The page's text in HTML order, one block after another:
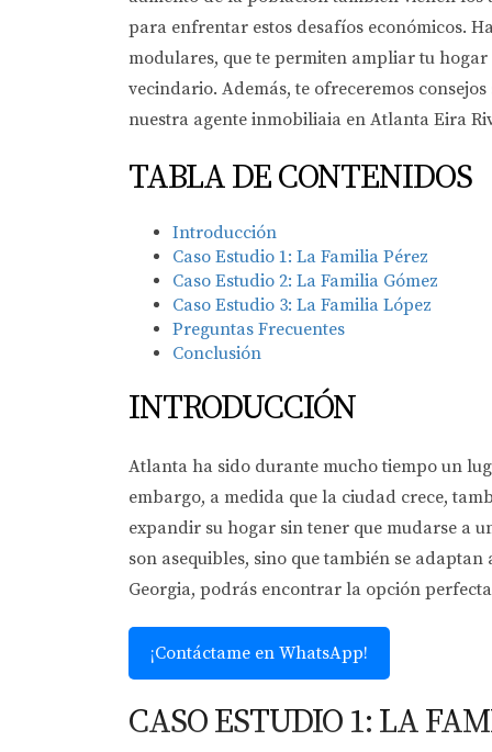
para enfrentar estos desafíos económicos.
modulares, que te permiten ampliar tu
vecindario. Además, te ofreceremos
nuestra agente inmobiliaia en Atlanta Eira
TABLA DE CONTENIDOS
Introducción
Caso Estudio 1: La Familia Pérez
Caso Estudio 2: La Familia Gómez
Caso Estudio 3: La Familia López
Preguntas Frecuentes
Conclusión
INTRODUCCIÓN
Atlanta ha sido durante mucho tiempo un
embargo, a medida que la ciudad crece,
expandir su hogar sin tener que mudarse a
son asequibles, sino que también se
Georgia, podrás encontrar la opción
¡Contáctame en WhatsApp!
CASO ESTUDIO 1: LA